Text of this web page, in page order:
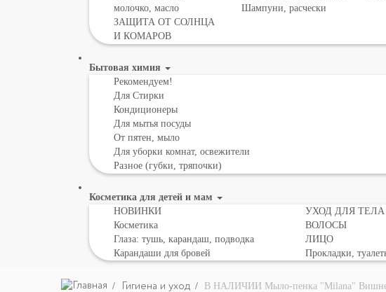
молочко, масло
ЗАЩИТА ОТ СОЛНЦА
И КОМАРОВ
Шампуни, расчески
Бытовая химия
Рекомендуем!
Для Стирки
Кондиционеры
Для мытья посуды
От пятен, мыло
Для уборки комнат, освежители
Разное (губки, тряпочки)
Косметика для детей и мам
НОВИНКИ
Косметика
Глаза: тушь, карандаш, подводка
Карандаши для бровей
УХОД ДЛЯ ТЕЛА
ВОЛОСЫ
ЛИЦО
Прокладки,
Гигиена и уход В НАЛИЧИИ Мыло-пенка "Milana"